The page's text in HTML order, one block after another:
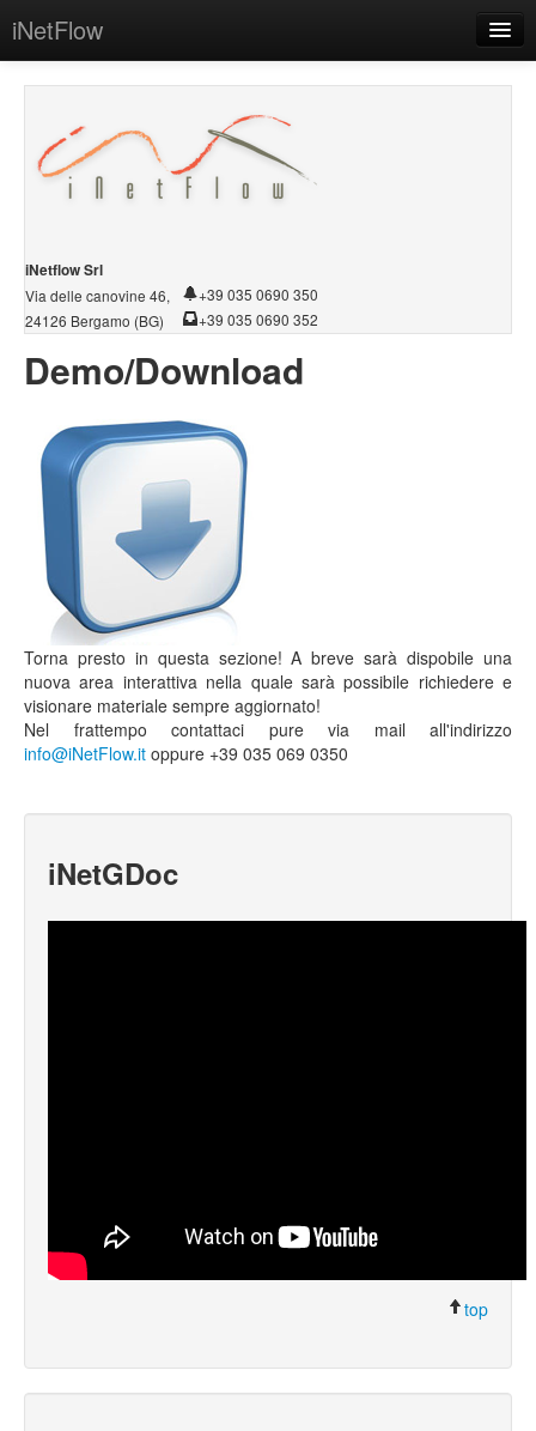
iNetFlow
Azienda
Software
Servizi
Demo/Download
Conservazione PEC
Intranet
iNetflow Srl
Via delle canovine 46,
24126 Bergamo (BG)
+39 035 0690 350
+39 035 0690 352
Demo/Download
Torna presto in questa sezione! A breve sarà dispobile una
nuova area interattiva nella quale sarà possibile richiedere e
visionare materiale sempre aggiornato!
Nel frattempo contattaci pure via mail all'indirizzo
info@iNetFlow.it oppure +39 035 069 0350
iNetGDoc
top